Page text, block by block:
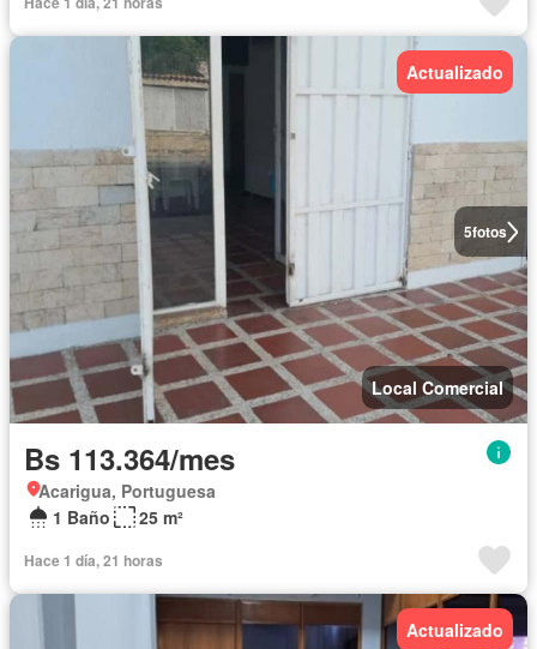
5fotos
Actualizado
Local Comercial
Bs 113.364/mes
Acarigua, Portuguesa
1 Baño
25 m²
Hace 1 día, 21 horas
Actualizado